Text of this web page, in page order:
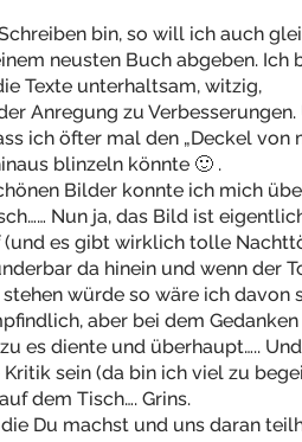
bin, so will ich auch
neusten Buch abgeben. Ich
Texte unterhaltsam, witzig,
Anregung zu Verbesserungen.
ich öfter mal den „Deckel von
blinzeln könnte 🙂 .
Bilder konnte ich mich
Nun ja, das Bild ist
es gibt wirklich tolle
da hinein und wenn der
würde so wäre ich davon
aber bei dem
es diente und überhaupt…..
sein (da bin ich viel zu
dem Tisch…. Grins.
Du machst und uns daran